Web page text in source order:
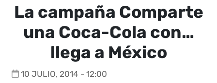
La campaña Comparte
una Coca-Cola con…
llega a México
10 JULIO, 2014 - 12:00